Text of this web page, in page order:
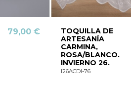
79,00 €
TOQUILLA DE
ARTESANÍA
CARMINA,
ROSA/BLANCO.
INVIERNO 26.
I26ACDI-76